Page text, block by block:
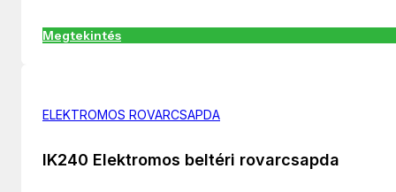
Megtekintés
ELEKTROMOS ROVARCSAPDA
IK240 Elektromos beltéri rovarcsapda